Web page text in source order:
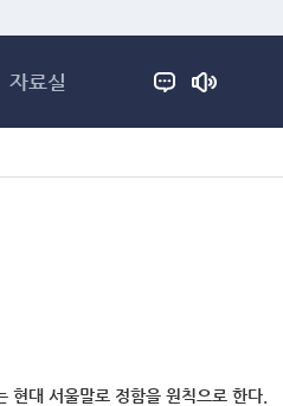
자료실
현대 서울말로 정함을 원칙으로 한다.